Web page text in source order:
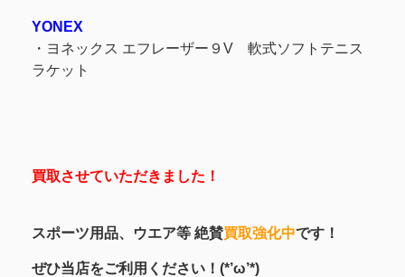
YONEX
・ヨネックス エフレーザー９V 軟式ソフトテニス
ラケット
買取させていただきました！
スポーツ用品、ウエア等 絶賛買取強化中です！
ぜひ当店をご利用ください！(*’ω’*)